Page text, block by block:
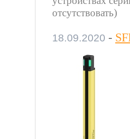
отсутствовать)
18.09.2020 -